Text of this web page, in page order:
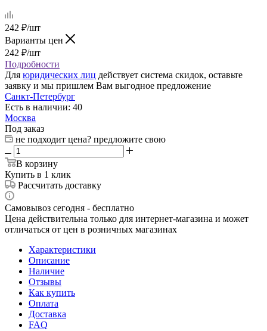
242 ₽/шт
Варианты цен
242 ₽/шт
Подробности
Для юридических лиц действует система скидок, оставьте
заявку и мы пришлем Вам выгодное предложение
Санкт-Петербург
Есть в наличии: 40
Москва
Под заказ
не подходит цена? предложите свою
В корзину
Купить в 1 клик
Рассчитать доставку
Самовывоз сегодня - бесплатно
Цена действительна только для интернет-магазина и может
отличаться от цен в розничных магазинах
Характеристики
Описание
Наличие
Отзывы
Как купить
Оплата
Доставка
FAQ